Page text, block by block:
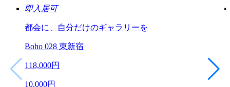
即入居可
都会に、自分だけのギャラリーを
Boho 028 東新宿
118,000円
10,000円